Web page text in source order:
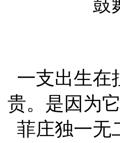
鼓
一支出生在
贵。是因为
菲庄独一无